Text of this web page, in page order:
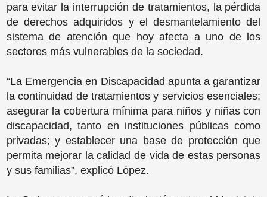
para evitar la interrupción de tratamientos, la pérdida
de derechos adquiridos y el desmantelamiento del
sistema de atención que hoy afecta a uno de los
sectores más vulnerables de la sociedad.
“La Emergencia en Discapacidad apunta a garantizar
la continuidad de tratamientos y servicios esenciales;
asegurar la cobertura mínima para niños y niñas con
discapacidad, tanto en instituciones públicas como
privadas; y establecer una base de protección que
permita mejorar la calidad de vida de estas personas
y sus familias”, explicó López.